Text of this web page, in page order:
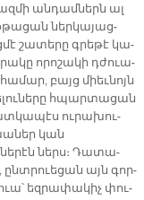
ան­դամ­ներն ալ
ներ­կա­յաց­
շա­տե­րը գրե­թէ կա­
ո­րո­շա­կի դժուա­
բայց միեւ­նոյն
հպար­տա­ցան
ու­րա­խու­
կան
ներս։ Դա­տա­
այն գոր­
եզ­րա­փա­կիչ փու­